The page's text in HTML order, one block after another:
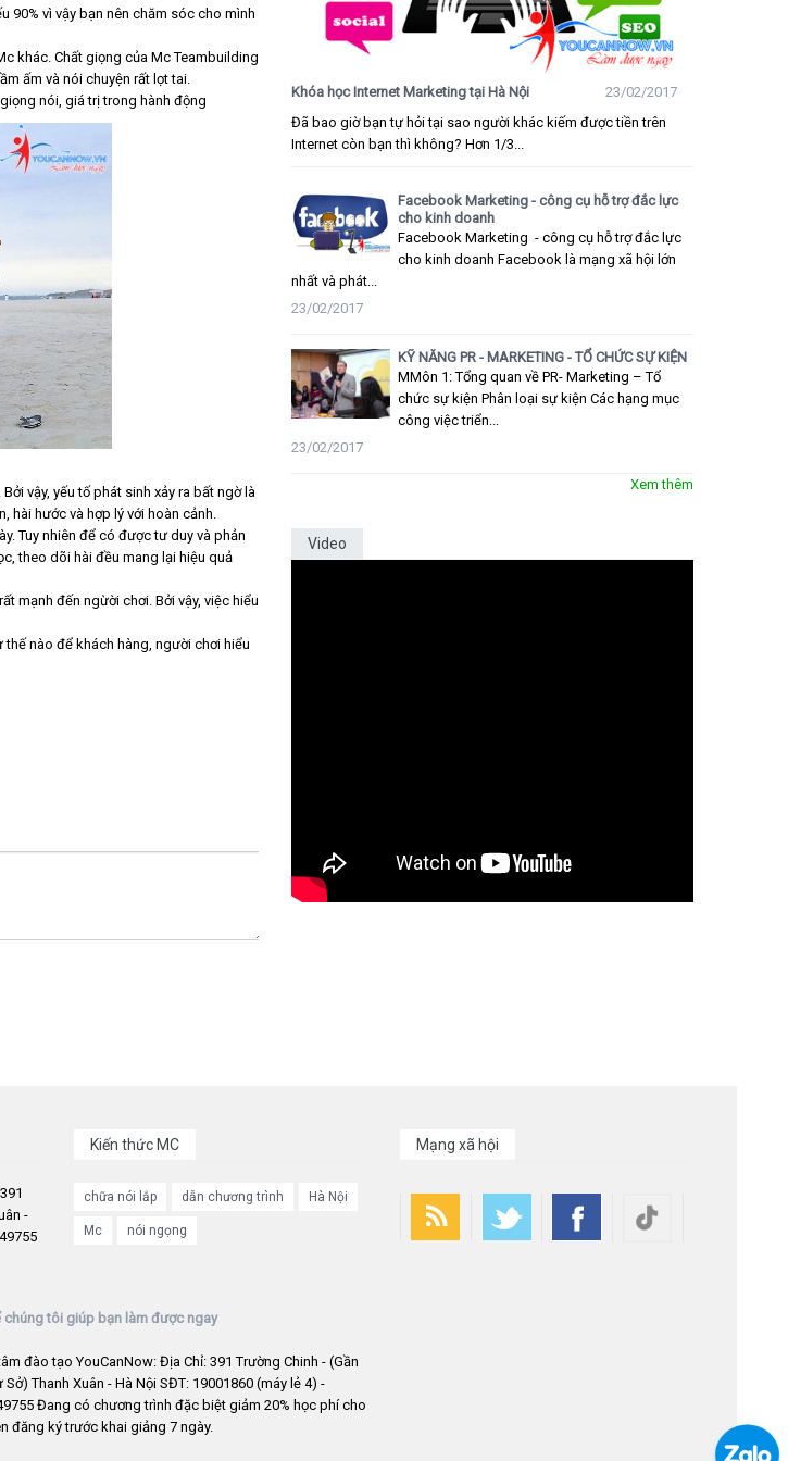
90% vì vậy bạn nên chăm sóc cho mình
khác. Chất giọng của Mc Teambuilding
ấm và nói chuyện rất lọt tai.
nói, giá trị trong hành động
vậy, yếu tố phát sinh xảy ra bất ngờ là
hài hước và hợp lý với hoàn cảnh.
Tuy nhiên để có được tư duy và phản
theo dõi hài đều mang lại hiệu quả
mạnh đến ngừời chơi. Bởi vậy, việc hiểu
nào để khách hàng, người chơi hiểu
Khóa học Internet Marketing tại Hà Nội
23/02/2017
Đã bao giờ bạn tự hỏi tại sao người khác kiếm được tiền trên
Internet còn bạn thì không? Hơn 1/3...
Facebook Marketing - công cụ hỗ trợ đắc lực
cho kinh doanh
Facebook Marketing - công cụ hỗ trợ đắc lực
cho kinh doanh Facebook là mạng xã hội lớn
nhất và phát...
23/02/2017
KỸ NĂNG PR - MARKETING - TỔ CHỨC SỰ KIỆN
MMôn 1: Tổng quan về PR- Marketing – Tổ
chức sự kiện Phân loại sự kiện Các hạng mục
công việc triển...
23/02/2017
Xem thêm
Video
-
Kiến thức MC
chữa nói lắp dẫn chương trình Hà Nội
Mc nói ngọng
Mạng xã hội
chúng tôi giúp bạn làm được ngay
đào tạo YouCanNow: Địa Chỉ: 391 Trường Chinh - (Gần
Sở) Thanh Xuân - Hà Nội SĐT: 19001860 (máy lẻ 4) -
Đang có chương trình đặc biệt giảm 20% học phí cho
đăng ký trước khai giảng 7 ngày.